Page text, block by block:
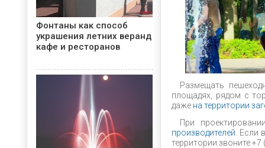
Размещать
площадях, рядом с
даже на территории
При
производителей .
территории звоните
Фонтаны как способ
украшения летних веранд
кафе и ресторанов